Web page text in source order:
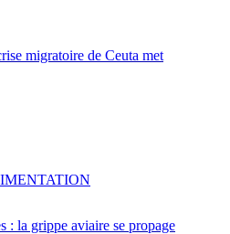
migratoire de Ceuta met
: la grippe aviaire se propage